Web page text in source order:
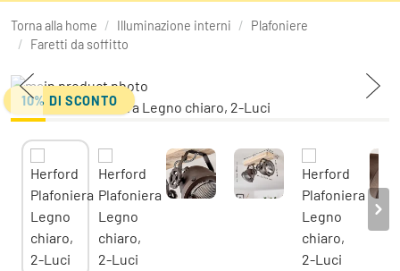
Torna alla home / Illuminazione interni / Plafoniere
/ Faretti da soffitto
10% DI SCONTO